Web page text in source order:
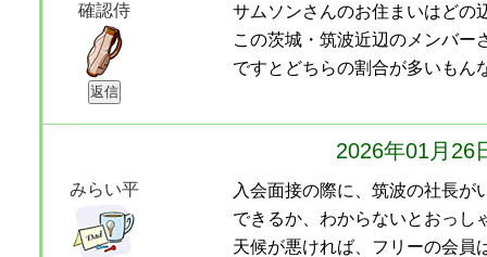
確認侍
サムソンさんのお住まいはどの
この茨城・筑波近辺のメンバー
ですとどちらの割合が多いもん
2026年01月26
みらい平
入会面接の際に、筑波の社長が
できるか、わからないとおっし
天候が悪ければ、フリーの会員